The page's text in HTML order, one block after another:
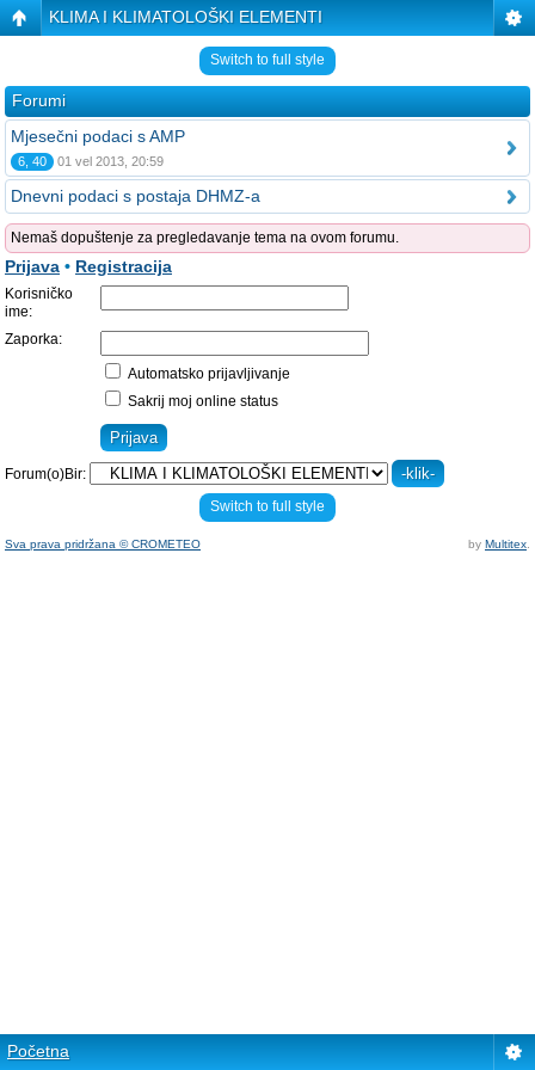
KLIMA I KLIMATOLOŠKI ELEMENTI
Switch to full style
Forumi
Mjesečni podaci s AMP
6, 40 01 vel 2013, 20:59
Dnevni podaci s postaja DHMZ-a
Nemaš dopuštenje za pregledavanje tema na ovom forumu.
Prijava • Registracija
Korisničko
ime:
Zaporka:
Automatsko prijavljivanje
Sakrij moj online status
Forum(o)Bir:
Switch to full style
Sva prava pridržana © CROMETEO by Multitex
Početna